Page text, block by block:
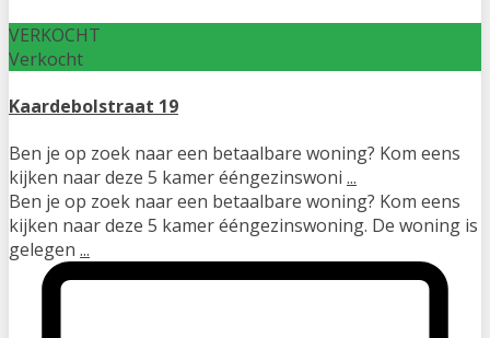
VERKOCHT
Verkocht
Kaardebolstraat 19
Ben je op zoek naar een betaalbare woning? Kom eens
kijken naar deze 5 kamer ééngezinswoni ...
Ben je op zoek naar een betaalbare woning? Kom eens
kijken naar deze 5 kamer ééngezinswoning. De woning is
gelegen ...